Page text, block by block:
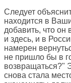
Следует
находится в
добавить, что он
и здесь, и в
намерен
не пришло бы в
возвращаться?"
снова стала